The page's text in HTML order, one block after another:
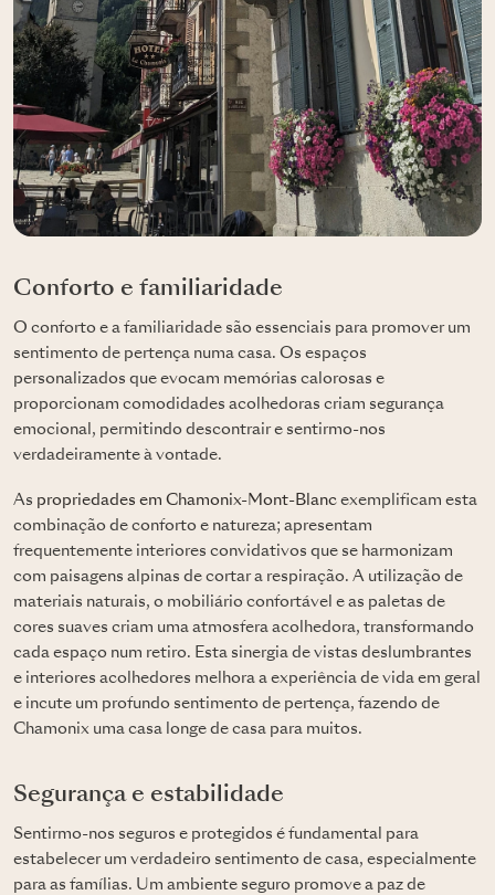
Conforto e familiaridade
O conforto e a familiaridade são essenciais para promover um
sentimento de pertença numa casa. Os espaços
personalizados que evocam memórias calorosas e
proporcionam comodidades acolhedoras criam segurança
emocional, permitindo descontrair e sentirmo-nos
verdadeiramente à vontade.
As propriedades em Chamonix-Mont-Blanc exemplificam esta
combinação de conforto e natureza; apresentam
frequentemente interiores convidativos que se harmonizam
com paisagens alpinas de cortar a respiração. A utilização de
materiais naturais, o mobiliário confortável e as paletas de
cores suaves criam uma atmosfera acolhedora, transformando
cada espaço num retiro. Esta sinergia de vistas deslumbrantes
e interiores acolhedores melhora a experiência de vida em geral
e incute um profundo sentimento de pertença, fazendo de
Chamonix uma casa longe de casa para muitos.
Segurança e estabilidade
Sentirmo-nos seguros e protegidos é fundamental para
estabelecer um verdadeiro sentimento de casa, especialmente
para as famílias. Um ambiente seguro promove a paz de